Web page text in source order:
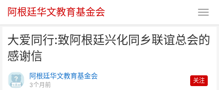
阿根廷华文教育基金会
大爱同行:致阿根廷兴化同乡联谊总会的
感谢信
阿根廷华文教育基金会
3个月前
关注